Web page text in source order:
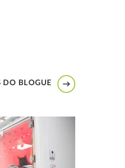
DO BLOGUE